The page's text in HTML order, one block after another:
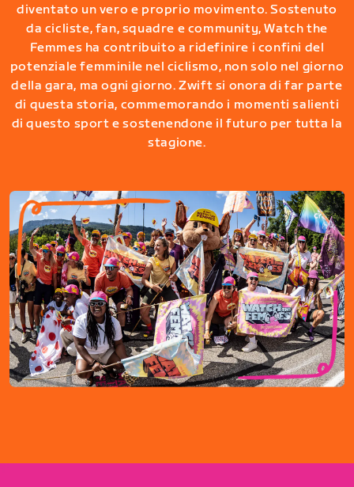
diventato un vero e proprio movimento. Sostenuto
da cicliste, fan, squadre e community, Watch the
Femmes ha contribuito a ridefinire i confini del
potenziale femminile nel ciclismo, non solo nel giorno
della gara, ma ogni giorno. Zwift si onora di far parte
di questa storia, commemorando i momenti salienti
di questo sport e sostenendone il futuro per tutta la
stagione.